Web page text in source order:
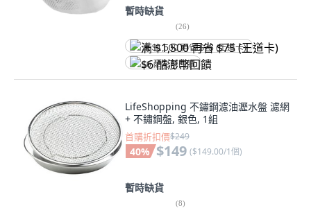
暫時缺貨
(26)
满 $1,500 再省 $75 (王道卡)
$6 酷澎幣回饋
LifeShopping 不鏽鋼濾油瀝水盤 濾網
+ 不鏽鋼盤, 銀色, 1組
首購折扣價$249
40% $149 ($149.00/1個)
暫時缺貨
(8)